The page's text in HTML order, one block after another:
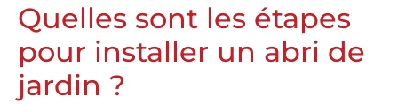
Quelles sont les étapes
pour installer un abri de
jardin ?